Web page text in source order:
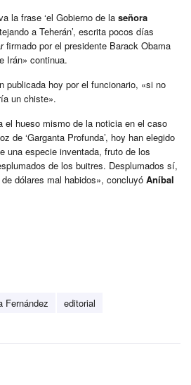
la frase ‘el Gobierno de la señora
a Teherán’, escrita pocos días
firmado por el presidente Barack Obama
Irán» continua.
publicada hoy por el funcionario, «si no
un chiste».
el hueso mismo de la noticia en el caso
de ‘Garganta Profunda’, hoy han elegido
una especie inventada, fruto de los
de los buitres. Desplumados sí,
dólares mal habidos», concluyó Aníbal
Fernández
editorial